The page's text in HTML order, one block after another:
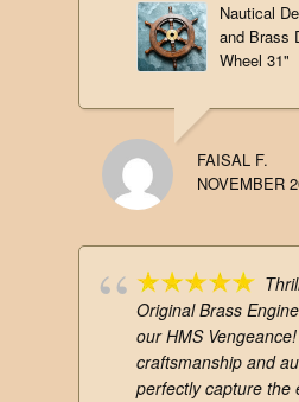
Nautical
and Brass
Wheel 31"
FAISAL F.
NOVEMBER
Original Brass
our HMS
craftsmanship and
perfectly capture the